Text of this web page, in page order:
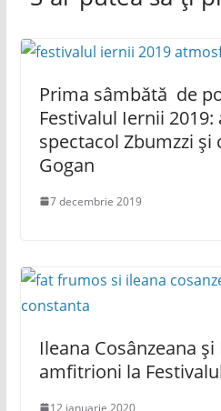
Prima sâmbătă de
Festivalul Iernii 2019:
spectacol Zbumzzi și
Gogan
7 decembrie 2019
Ileana Cosânzeana
amfitrioni la
12 ianuarie 2020